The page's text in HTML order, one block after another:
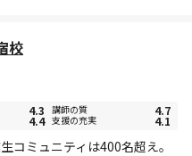
校
4.3 講師の質 4.7
4.4 支援の充実 4.1
コミュニティは400名超え。